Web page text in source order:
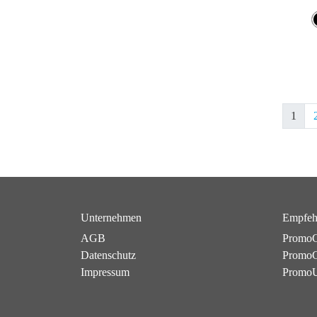
1
Unternehmen
AGB
Datenschutz
Impressum